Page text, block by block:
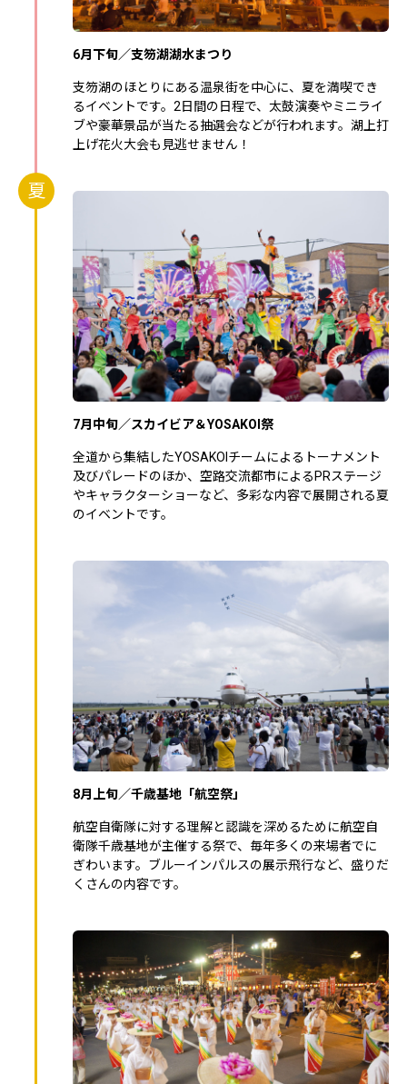
6月下旬／支笏湖湖水まつり
支笏湖のほとりにある温泉街を中心に、夏を満喫でき
るイベントです。2日間の日程で、太鼓演奏やミニライ
ブや豪華景品が当たる抽選会などが行われます。湖上打
上げ花火大会も見逃せません！
夏
7月中旬／スカイビア＆YOSAKOI祭
全道から集結したYOSAKOIチームによるトーナメント
及びパレードのほか、空路交流都市によるPRステージ
やキャラクターショーなど、多彩な内容で展開される夏
のイベントです。
8月上旬／千歳基地「航空祭」
航空自衛隊に対する理解と認識を深めるために航空自
衛隊千歳基地が主催する祭で、毎年多くの来場者でに
ぎわいます。ブルーインパルスの展示飛行など、盛りだ
くさんの内容です。